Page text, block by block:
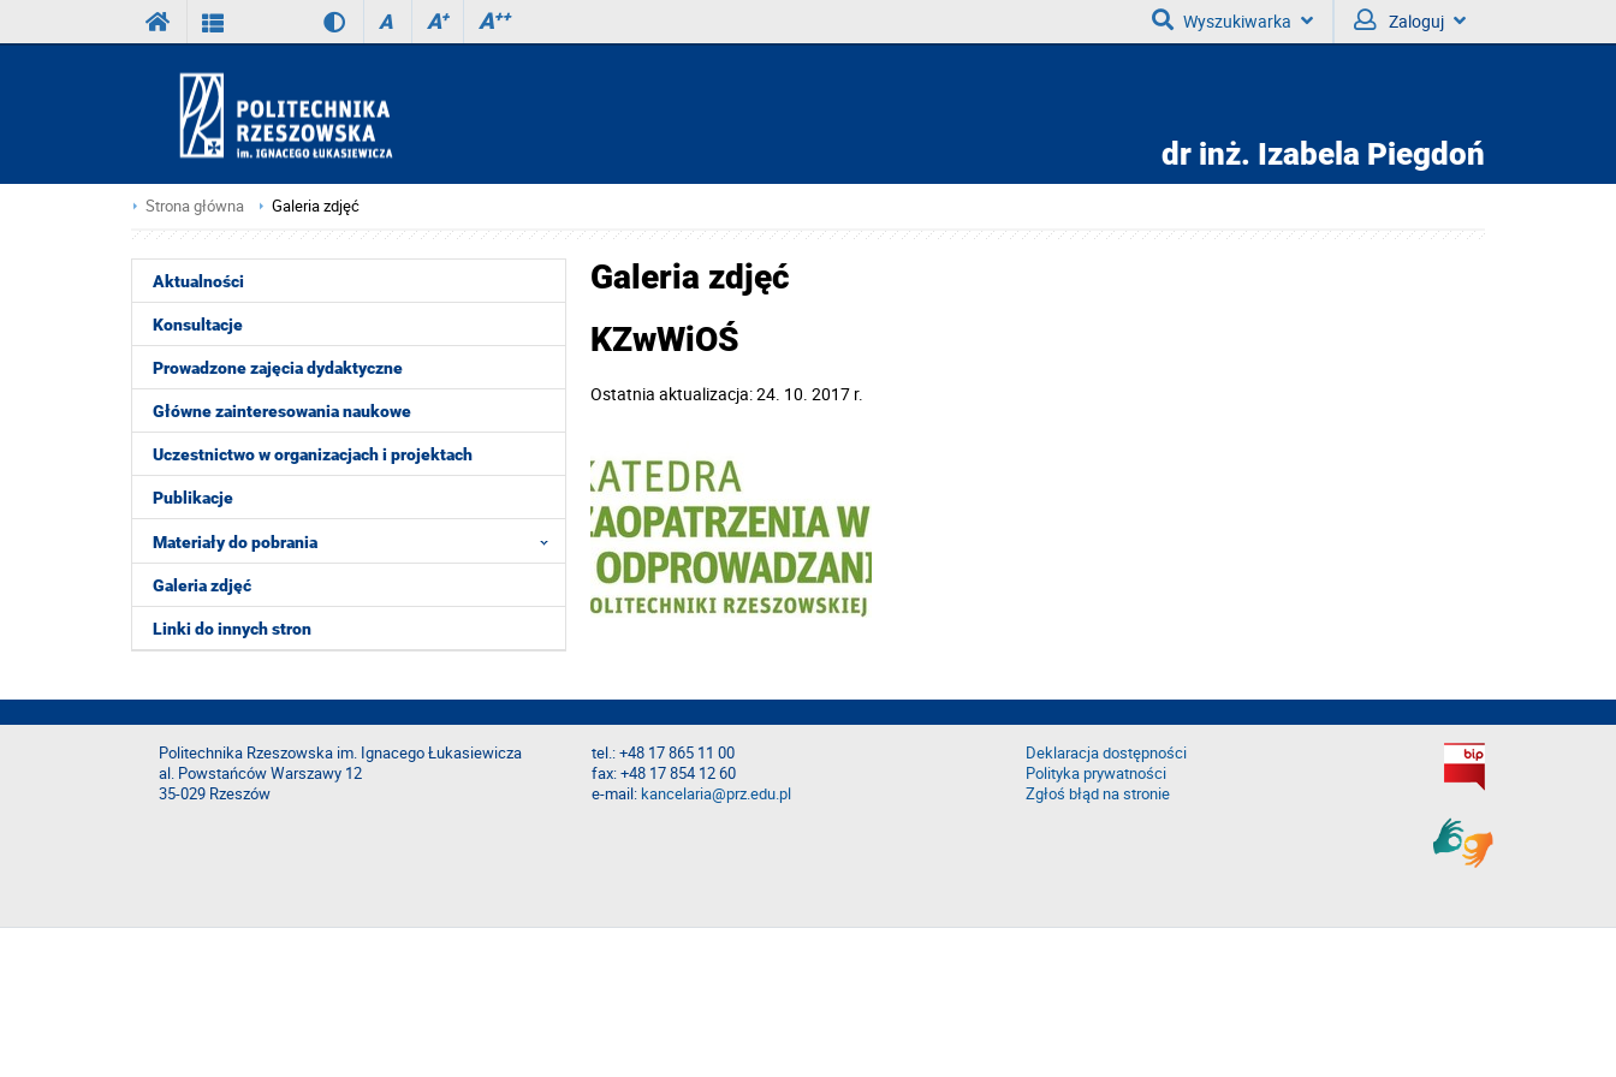
A A+ A++ Wyszukiwarka Zaloguj
dr inż. Izabela Piegdoń
Strona główna Galeria zdjęć
Aktualności
Konsultacje
Prowadzone zajęcia dydaktyczne
Główne zainteresowania naukowe
Uczestnictwo w organizacjach i projektach
Publikacje
Materiały do pobrania
Galeria zdjęć
Linki do innych stron
Galeria zdjęć
KZwWiOŚ
Ostatnia aktualizacja: 24. 10. 2017 r.
Politechnika Rzeszowska im. Ignacego Łukasiewicza
al. Powstańców Warszawy 12
35-029 Rzeszów
tel.: +48 17 865 11 00
fax: +48 17 854 12 60
e-mail:kancelaria@prz.edu.pl
Deklaracja dostępności
Polityka prywatności
Zgłoś błąd na stronie